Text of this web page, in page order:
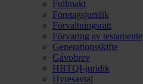
Fullmakt
Företagsjuridik
Förvaltningsrätt
Förvaring av testamente
Generationsskifte
Gåvobrev
HBTQI-juridik
Hyresavtal